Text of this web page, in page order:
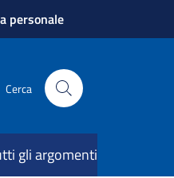
personale
Cerca
gli argomenti